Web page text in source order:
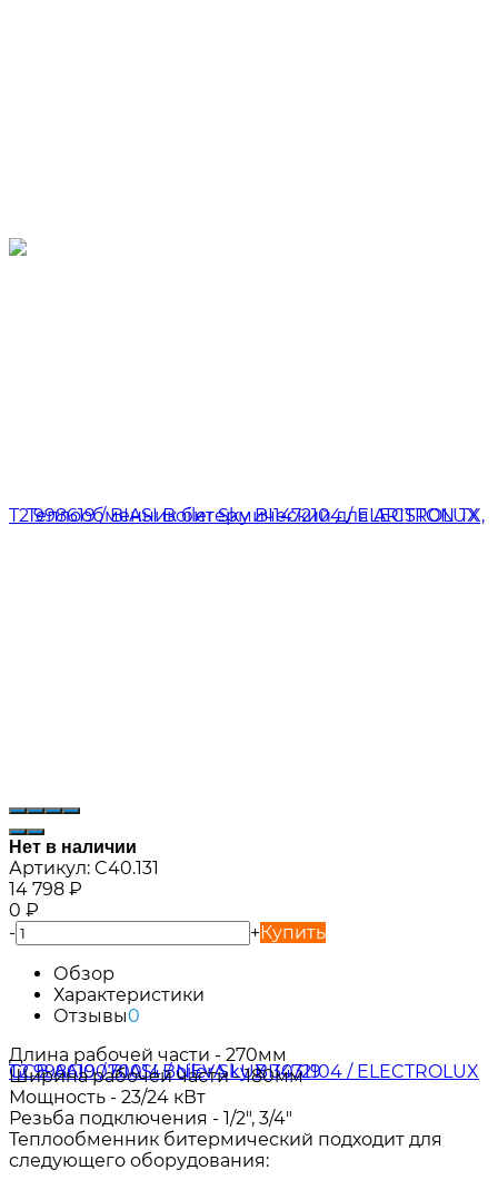
Нет в наличии
Артикул: C40.131
14 798 ₽
0 ₽
-
+Купить
Обзор
Характеристики
Отзывы0
Длина рабочей части - 270мм
Ширина рабочей части - 180мм
Мощность - 23/24 кВт
Резьба подключения - 1/2", 3/4"
Теплообменник битермический подходит для
следующего оборудования: